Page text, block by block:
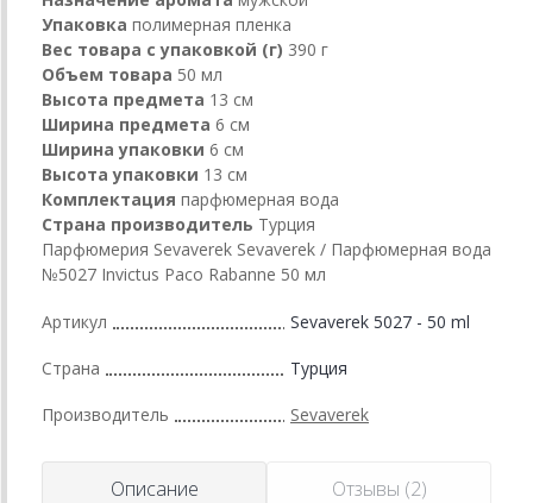
Упаковка полимерная пленка
Вес товара с упаковкой (г) 390 г
Объем товара 50 мл
Высота предмета 13 см
Ширина предмета 6 см
Ширина упаковки 6 см
Высота упаковки 13 см
Комплектация парфюмерная вода
Страна производитель Турция
Парфюмерия Sevaverek Sevaverek / Парфюмерная вода
№5027 Invictus Paco Rabanne 50 мл
Артикул Sevaverek 5027 - 50 ml
Страна Турция
Производитель Sevaverek
Описание Отзывы (2)